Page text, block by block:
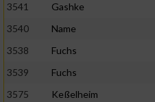
3541
Gashke
3540
Name
3538
Fuchs
3539
Fuchs
3575
Keßelheim